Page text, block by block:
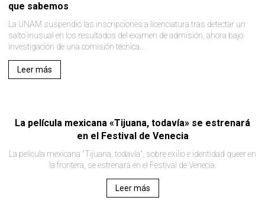
que sabemos
La UNAM suspendió las inscripciones a licenciatura tras detectar un
salto inusual en los resultados del examen de admisión, ahora bajo
investigación de una comisión técnica..
Leer más
La película mexicana «Tijuana, todavía» se estrenará
en el Festival de Venecia
La película mexicana "Tijuana, todavía", sobre exilio e identidad queer en
la frontera, se estrenará en el Festival de Venecia.
Leer más